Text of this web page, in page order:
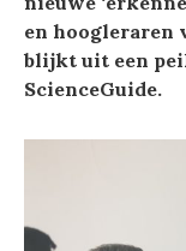
en hoogleraren
blijkt uit een
ScienceGuide.